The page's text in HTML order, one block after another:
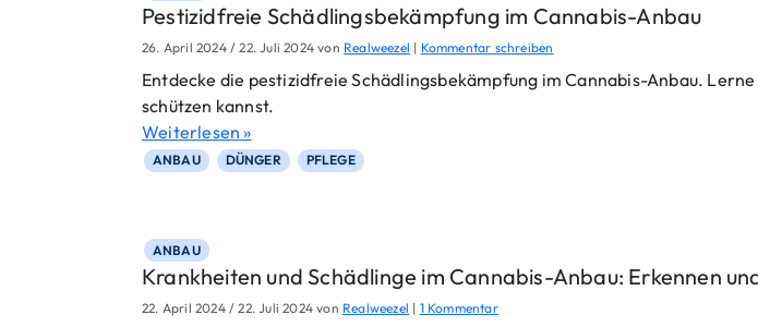
Pestizidfreie Schädlingsbekämpfung im Cannabis-Anbau
26. April 2024 / 22. Juli 2024 von Realweezel | Kommentar schreiben
Entdecke die pestizidfreie Schädlingsbekämpfung im Cannabis-Anbau.
schützen kannst.
Weiterlesen »
ANBAU DÜNGER PFLEGE
ANBAU
Krankheiten und Schädlinge im Cannabis-Anbau: Erkennen
22. April 2024 / 22. Juli 2024 von Realweezel | 1 Kommentarz